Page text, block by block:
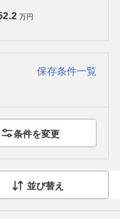
万円
保存条件一覧
条件を変更
並び替え